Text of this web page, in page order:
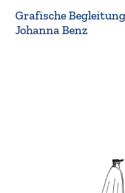
Grafische
Johanna Benz